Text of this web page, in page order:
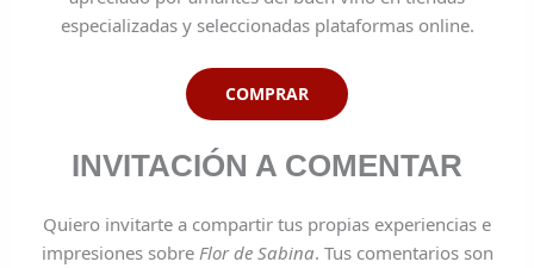
especializadas y seleccionadas plataformas online.
COMPRAR
INVITACIÓN A COMENTAR
Quiero invitarte a compartir tus propias experiencias e
impresiones sobre Flor de Sabina. Tus comentarios son